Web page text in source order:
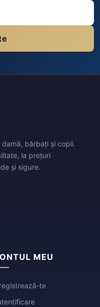
bărbați și copii.
la prețuri
și sigure.
MEU
te